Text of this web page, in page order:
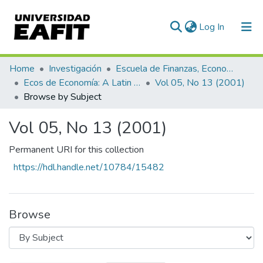
Log In (current)
Communities & Collections
All of DSpace
Home Investigación
Escuela de Finanzas, Economía y Gobierno
Ecos de Economía: A Latin American Journal of Applied Economics
Vol 05, No 13 (2001)
Browse by Subject
Vol 05, No 13 (2001)
Permanent URI for this collection
https://hdl.handle.net/10784/15482
Browse